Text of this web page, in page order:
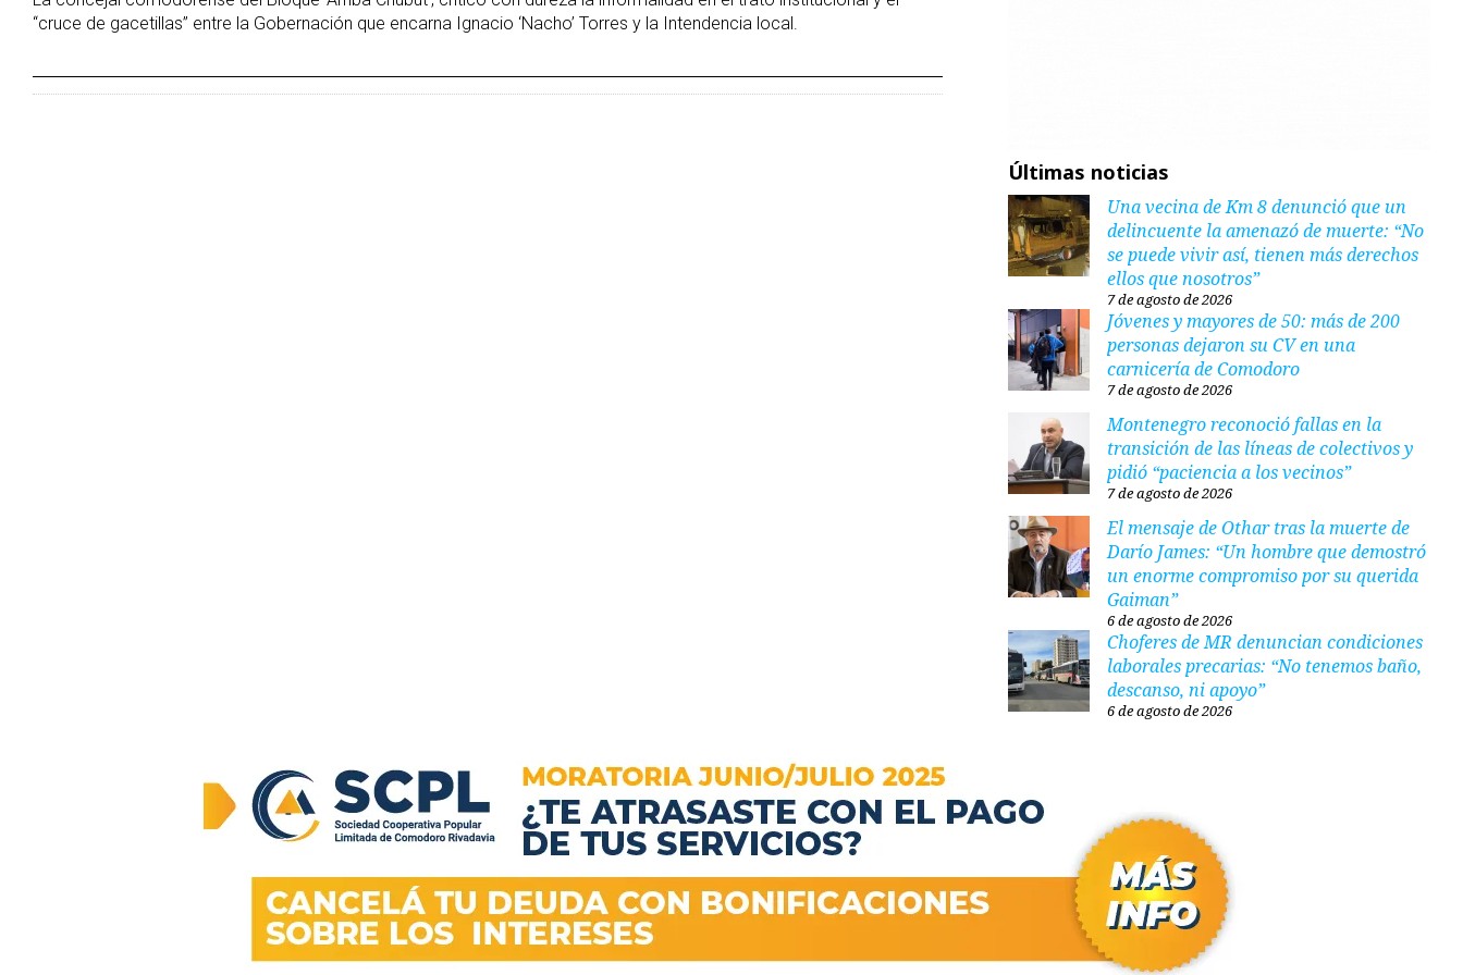
“cruce de gacetillas” entre la Gobernación que encarna Ignacio ‘Nacho’ Torres y la Intendencia local.
Últimas noticias
Una vecina de Km 8 denunció que un
delincuente la amenazó de muerte: “No
se puede vivir así, tienen más derechos
ellos que nosotros”
7 de agosto de 2026
Jóvenes y mayores de 50: más de 200
personas dejaron su CV en una
carnicería de Comodoro
7 de agosto de 2026
Montenegro reconoció fallas en la
transición de las líneas de colectivos y
pidió “paciencia a los vecinos”
7 de agosto de 2026
El mensaje de Othar tras la muerte de
Darío James: “Un hombre que demostró
un enorme compromiso por su querida
Gaiman”
6 de agosto de 2026
Choferes de MR denuncian condiciones
laborales precarias: “No tenemos baño,
descanso, ni apoyo”
6 de agosto de 2026